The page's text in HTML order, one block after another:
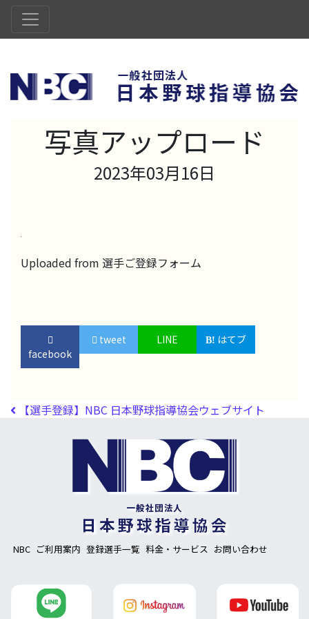
写真アップロード
2023年03月16日
Uploaded from 選手ご登録フォーム
facebook
tweet LINE はてブ
投稿ナビゲーション
【選手登録】NBC 日本野球指導協会ウェブサイト
NBC ご利用案内 登録選手一覧 料金・サービス お問い合わせ